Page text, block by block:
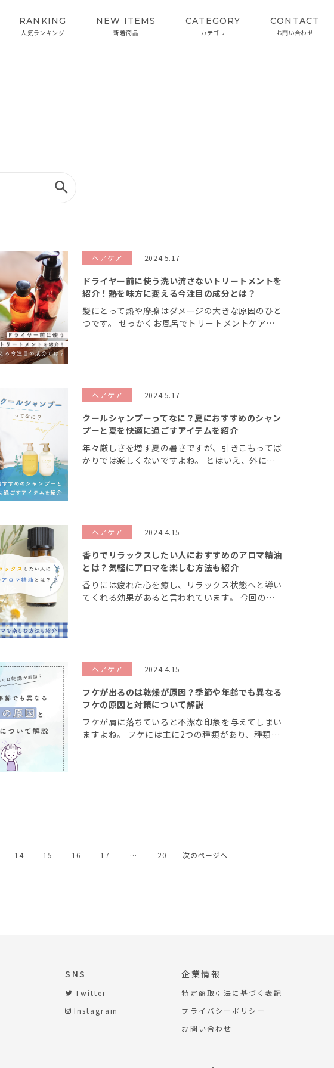
RANKING
人気ランキング
NEW ITEMS
新着商品
CATEGORY
カテゴリ
CONTACT
お問い合わせ
ヘアケア 2024.5.17
ドライヤー前に使う洗い流さないトリートメントを
紹介！熱を味方に変える今注目の成分とは？
髪にとって熱や摩擦はダメージの大きな原因のひと
つです。 せっかくお風呂でトリートメントケアし
ヘアケア 2024.5.17
クールシャンプーってなに？夏におすすめのシャン
プーと夏を快適に過ごすアイテムを紹介
年々厳しさを増す夏の暑さですが、引きこもってば
かりでは楽しくないですよね。 とはいえ、外に出
ヘアケア 2024.4.15
香りでリラックスしたい人におすすめのアロマ精油
とは？気軽にアロマを楽しむ方法も紹介
香りには疲れた心を癒し、リラックス状態へと導い
てくれる効果があると言われています。 今回の記
ヘアケア 2024.4.15
フケが出るのは乾燥が原因？季節や年齢でも異なる
フケの原因と対策について解説
フケが肩に落ちていると不潔な印象を与えてしまい
ますよね。 フケには主に2つの種類があり、種類に
14 15 16 17 … 20 次のページへ
SNS
Twitter
Instagram
企業情報
特定商取引法に基づく表記
プライバシーポリシー
お問い合わせ